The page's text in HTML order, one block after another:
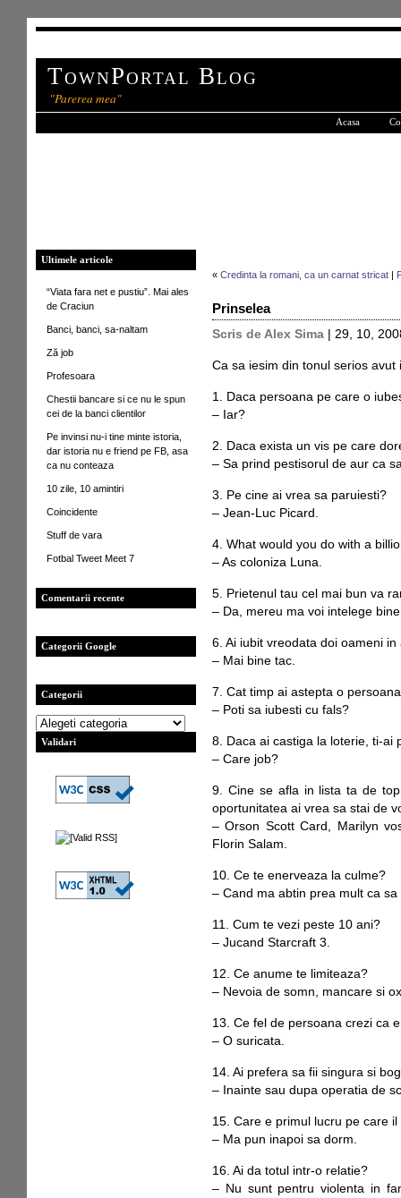
TownPortal Blog
"Parerea mea"
Acasa
Ultimele articole
“Viata fara net e pustiu”. Mai ales
de Craciun
Banci, banci, sa-naltam
Ză job
Profesoara
Chestii bancare si ce nu le spun
cei de la banci clientilor
Pe invinsi nu-i tine minte istoria,
dar istoria nu e friend pe FB, asa
ca nu conteaza
10 zile, 10 amintiri
Coincidente
Stuff de vara
Fotbal Tweet Meet 7
Comentarii recente
Categorii Google
Categorii
Validari
« Credinta la romani, ca un carnat stricat |
Prinselea
Scris de Alex Sima | 29, 10,
Ca sa iesim din tonul serios
1. Daca persoana pe care o
– Iar?
2. Daca exista un vis pe care
– Sa prind pestisorul de aur ca
3. Pe cine ai vrea sa paruiesti?
– Jean-Luc Picard.
4. What would you do with a
– As coloniza Luna.
5. Prietenul tau cel mai bun va
– Da, mereu ma voi intelege
6. Ai iubit vreodata doi oameni in
– Mai bine tac.
7. Cat timp ai astepta o
– Poti sa iubesti cu fals?
8. Daca ai castiga la loterie, ti-ai
– Care job?
9. Cine se afla in lista ta de
oportunitatea ai vrea sa stai de
– Orson Scott Card, Marilyn
Florin Salam.
10. Ce te enerveaza la culme?
– Cand ma abtin prea mult ca
11. Cum te vezi peste 10 ani?
– Jucand Starcraft 3.
12. Ce anume te limiteaza?
– Nevoia de somn, mancare si
13. Ce fel de persoana crezi ca
– O suricata.
14. Ai prefera sa fii singura si
– Inainte sau dupa operatia de
15. Care e primul lucru pe care
– Ma pun inapoi sa dorm.
16. Ai da totul intr-o relatie?
– Nu sunt pentru violenta in